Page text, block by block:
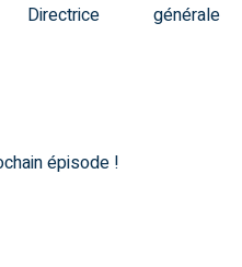
Directrice générale
épisode !